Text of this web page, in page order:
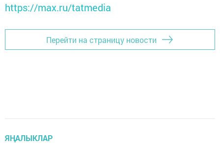
https://max.ru/tatmedia
Перейти на страницу новости
ЯҢАЛЫКЛАР